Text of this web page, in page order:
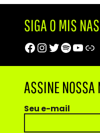
SIGA O MIS
Facebook
Instagram
Twitter
Spotify
Trip
ASSINE NOSSA
Seu e-mail